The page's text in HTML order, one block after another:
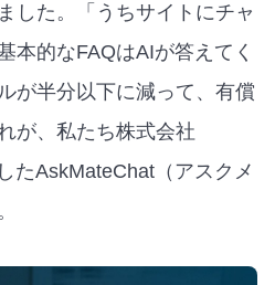
した。「うちサイトにチャ
本的なFAQはAIが答えてく
が半分以下に減って、有償
が、私たち株式会社
たAskMateChat（アスクメ